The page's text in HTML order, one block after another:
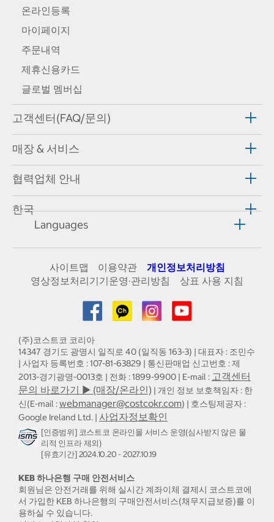
온라인등록
마이페이지
주문내역
제휴신용카드
글로벌 멤버십
고객센터(FAQ/문의)
매장 & 서비스
협력업체 안내
한국
Languages
사이트맵 이용약관
개인정보처리방침
영상정보처리기기운영·관리방침
상표 사용 지침
(주)코스트코 코리아
14347 경기도 광명시 일직로 40 (일직동 163-3) | 대표자 : 조민수
| 사업자 등록번호 : 107-81-63829 | 통신판매업 신고번호 : 제
2013-경기광명-0013호 | 전화 : 1899-9900 | E-mail : 고객센터
문의 바로가기 ▶ (매장/온라인) | 개인 정보 보호책임자 : 한
신(E-mail :webmanager@costcokr.com) | 호스팅제공자 :
Google Ireland Ltd. | 사업자정보확인
[인증범위] 코스트코 온라인몰 서비스 운영(심사받지 않은 물
리적 인프라 제외)
[유효기간] 2024.10.20 - 2027.10.19
KEB 하나은행 구매 안전서비스
회원님은 안전거래를 위해 실시간 계좌이체 결제시 코스트코에
서 가입한 KEB 하나은행의 구매안전서비스(채무지급보증)를 이
용하실 수 있습니다.